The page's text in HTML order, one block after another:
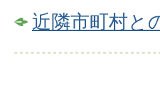
近隣市町村と